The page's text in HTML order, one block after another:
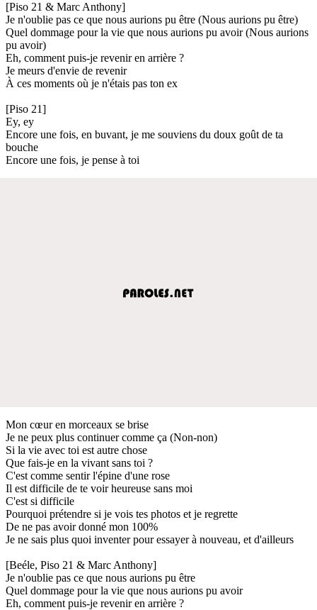
[Piso 21 & Marc Anthony]
Je n'oublie pas ce que nous aurions pu être (Nous aurions pu être)
Quel dommage pour la vie que nous aurions pu avoir (Nous aurions
pu avoir)
Eh, comment puis-je revenir en arrière ?
Je meurs d'envie de revenir
À ces moments où je n'étais pas ton ex
[Piso 21]
Ey, ey
Encore une fois, en buvant, je me souviens du doux goût de ta
bouche
Encore une fois, je pense à toi
Mon cœur en morceaux se brise
Je ne peux plus continuer comme ça (Non-non)
Si la vie avec toi est autre chose
Que fais-je en la vivant sans toi ?
C'est comme sentir l'épine d'une rose
Il est difficile de te voir heureuse sans moi
C'est si difficile
Pourquoi prétendre si je vois tes photos et je regrette
De ne pas avoir donné mon 100%
Je ne sais plus quoi inventer pour essayer à nouveau, et d'ailleurs
[Beéle, Piso 21 & Marc Anthony]
Je n'oublie pas ce que nous aurions pu être
Quel dommage pour la vie que nous aurions pu avoir
Eh, comment puis-je revenir en arrière ?